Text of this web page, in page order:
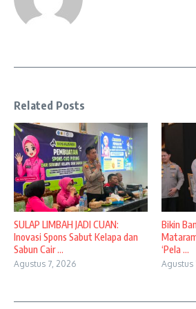
Related Posts
SULAP LIMBAH JADI CUAN:
Inovasi Spons Sabut Kelapa dan
Sabun Cair ...
Agustus 7, 2026
Bikin
‘Pela ...
Agustus